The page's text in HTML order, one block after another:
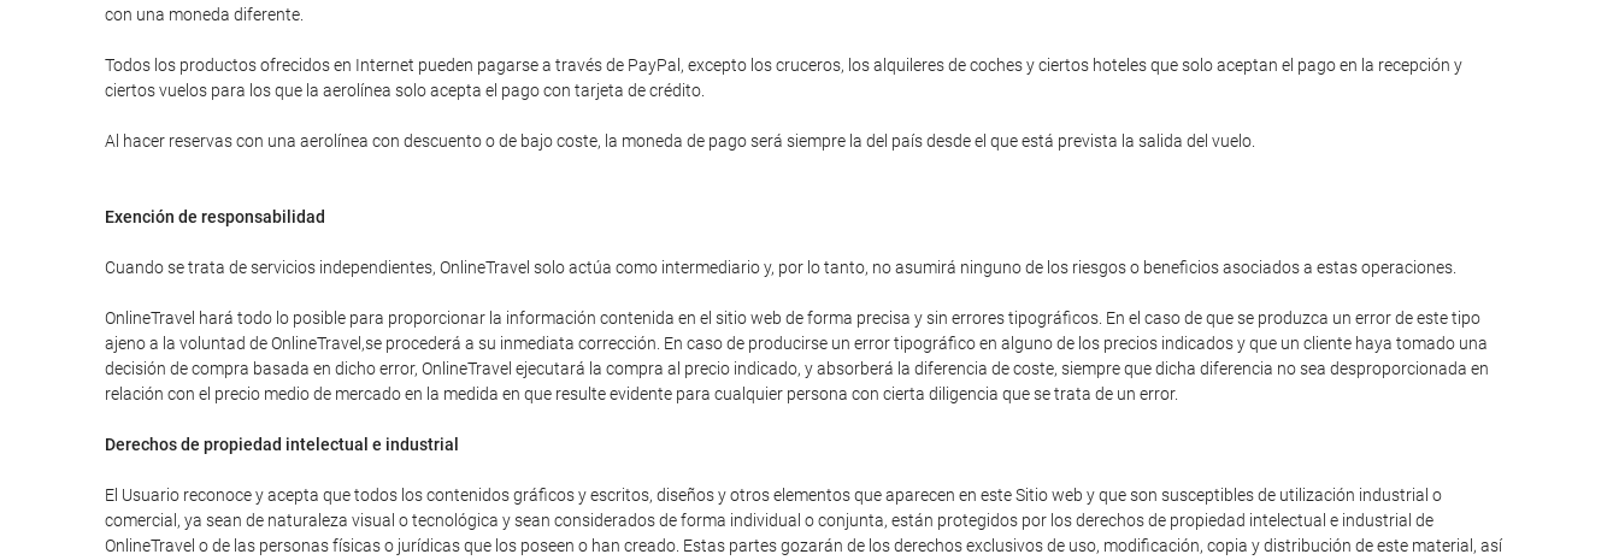
con una moneda diferente.
Todos los productos ofrecidos en Internet pueden pagarse a través de PayPal, excepto los cruceros, los alquileres de coches y ciertos hoteles que solo aceptan el pago en la recepción y
ciertos vuelos para los que la aerolínea solo acepta el pago con tarjeta de crédito.
Al hacer reservas con una aerolínea con descuento o de bajo coste, la moneda de pago será siempre la del país desde el que está prevista la salida del vuelo.
Exención de responsabilidad
Cuando se trata de servicios independientes, OnlineTravel solo actúa como intermediario y, por lo tanto, no asumirá ninguno de los riesgos o beneficios asociados a estas operaciones.
OnlineTravel hará todo lo posible para proporcionar la información contenida en el sitio web de forma precisa y sin errores tipográficos. En el caso de que se produzca un error de este tipo
ajeno a la voluntad de OnlineTravel,se procederá a su inmediata corrección. En caso de producirse un error tipográfico en alguno de los precios indicados y que un cliente haya tomado una
decisión de compra basada en dicho error, OnlineTravel ejecutará la compra al precio indicado, y absorberá la diferencia de coste, siempre que dicha diferencia no sea desproporcionada en
relación con el precio medio de mercado en la medida en que resulte evidente para cualquier persona con cierta diligencia que se trata de un error.
Derechos de propiedad intelectual e industrial
El Usuario reconoce y acepta que todos los contenidos gráficos y escritos, diseños y otros elementos que aparecen en este Sitio web y que son susceptibles de utilización industrial o
comercial, ya sean de naturaleza visual o tecnológica y sean considerados de forma individual o conjunta, están protegidos por los derechos de propiedad intelectual e industrial de
OnlineTravel o de las personas físicas o jurídicas que los poseen o han creado. Estas partes gozarán de los derechos exclusivos de uso, modificación, copia y distribución de este material, así